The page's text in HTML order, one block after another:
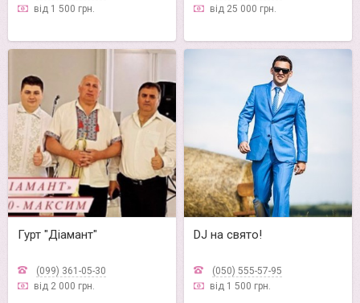
від 1 500 грн.
від 25 000 грн.
Гурт "Діамант"
(099) 361-05-30
від 2 000 грн.
DJ на свято!
(050) 555-57-95
від 1 500 грн.